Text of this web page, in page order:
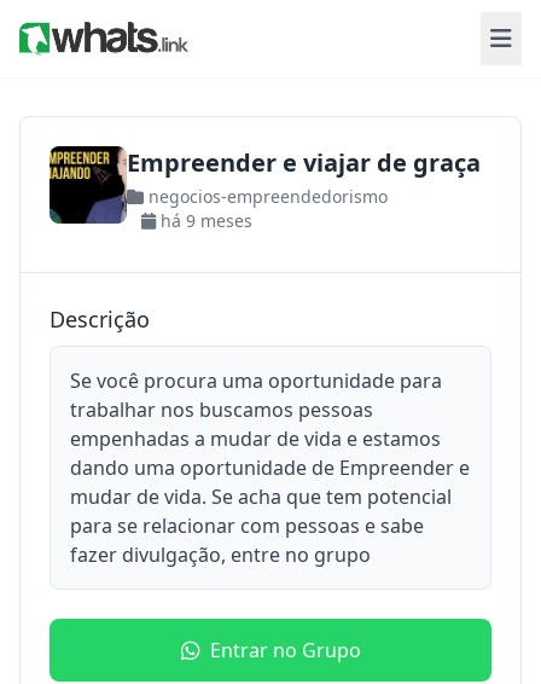
Empreender e viajar de graça
negocios-empreendedorismo
há 9 meses
Descrição
Se você procura uma oportunidade para
trabalhar nos buscamos pessoas
empenhadas a mudar de vida e estamos
dando uma oportunidade de Empreender e
mudar de vida. Se acha que tem potencial
para se relacionar com pessoas e sabe
fazer divulgação, entre no grupo
Entrar no Grupo